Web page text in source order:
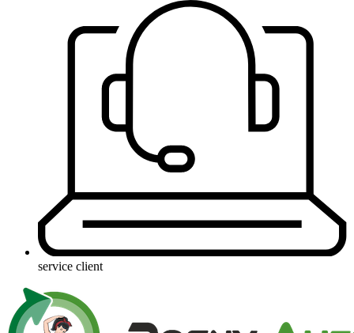
service client